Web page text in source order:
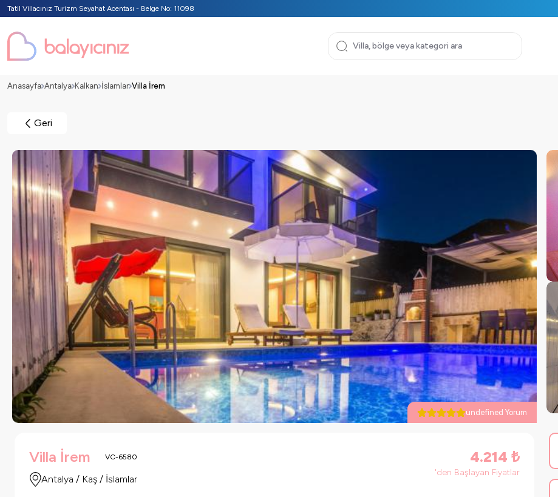
Tatil Villacınız Turizm Seyahat Acentası - Belge No: 11098
Anasayfa Antalya Kalkan İslamlar Villa İrem
Geri
undefined Yorum
Villa İrem VC-6580
Antalya / Kaş / İslamlar
4.214 ₺
'den Başlayan Fiyatlar